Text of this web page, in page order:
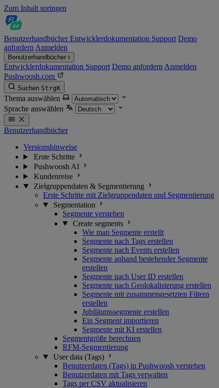
Zum Inhalt springen
BenutzerhandbücherEntwicklerdokumentation Support Demo
anfordern Anmelden
Benutzerhandbücher
Entwicklerdokumentation Support Demo anfordern Anmelden
Pushwoosh.com
Suchen StrgK
Thema auswählen
Sprache auswählen
Benutzerhandbücher
Versionshinweise
Erste Schritte
Pushwoosh AI
Kundenreise
Zielgruppendaten & Segmentierung
Erste Schritte mit Zielgruppendaten und Segmentierung
Segmentation
Segmente verstehen
Create segments
Wie man Segmente erstellt
Segmente nach Tags erstellen
Segmente nach Events erstellen
Segmente anhand bestehender Segmente
erstellen
Segmente nach User ID erstellen
Segmente nach Geolokalisierung erstellen
Segmente mit zusammengesetzten Filtern
erstellen
Jubiläumssegmente erstellen
Ein Segment importieren
Segmente mit KI erstellen
Segmentgröße berechnen
RFM-Segmentierung
User data (Tags)
Benutzerdaten (Tags) in Pushwoosh verstehen
Benutzerdaten mit Tags verwalten
Tags per CSV aktualisieren